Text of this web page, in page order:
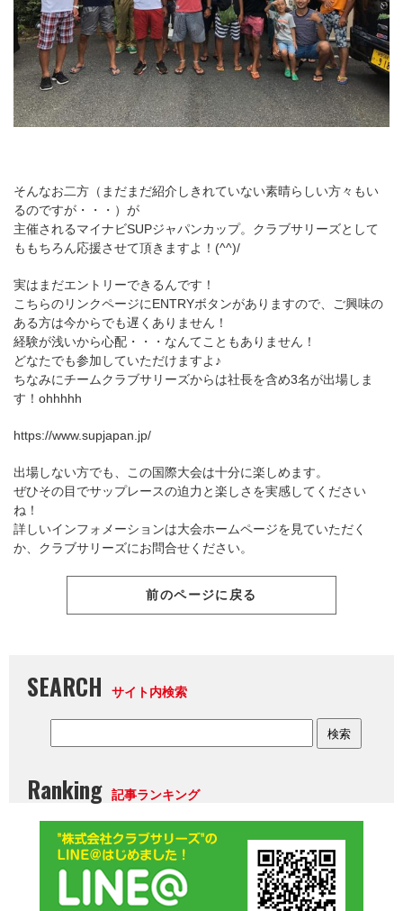
そんなお二方（まだまだ紹介しきれていない素晴らしい方々もい
るのですが・・・）が
主催されるマイナビSUPジャパンカップ。クラブサリーズとして
ももちろん応援させて頂きますよ！(^^)/
実はまだエントリーできるんです！
こちらのリンクページにENTRYボタンがありますので、ご興味の
ある方は今からでも遅くありません！
経験が浅いから心配・・・なんてこともありません！
どなたでも参加していただけますよ♪
ちなみにチームクラブサリーズからは社長を含め3名が出場しま
す！ohhhhh
https://www.supjapan.jp/
出場しない方でも、この国際大会は十分に楽しめます。
ぜひその目でサップレースの迫力と楽しさを実感してください
ね！
詳しいインフォメーションは大会ホームページを見ていただく
か、クラブサリーズにお問合せください。
前のページに戻る
SEARCH サイト内検索
Ranking 記事ランキング